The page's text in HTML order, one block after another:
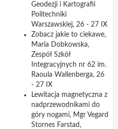
Geodezji i Kartografii
Politechniki
Warszawskiej, 26 - 27 IX
Zobacz jakie to ciekawe,
Maria Dobkowska,
Zespół Szkół
Integracyjnych nr 62 im.
Raoula Wallenberga, 26
- 27 IX
Lewitacja magnetyczna z
nadprzewodnikami do
góry nogami, Mgr Vegard
Stornes Farstad,